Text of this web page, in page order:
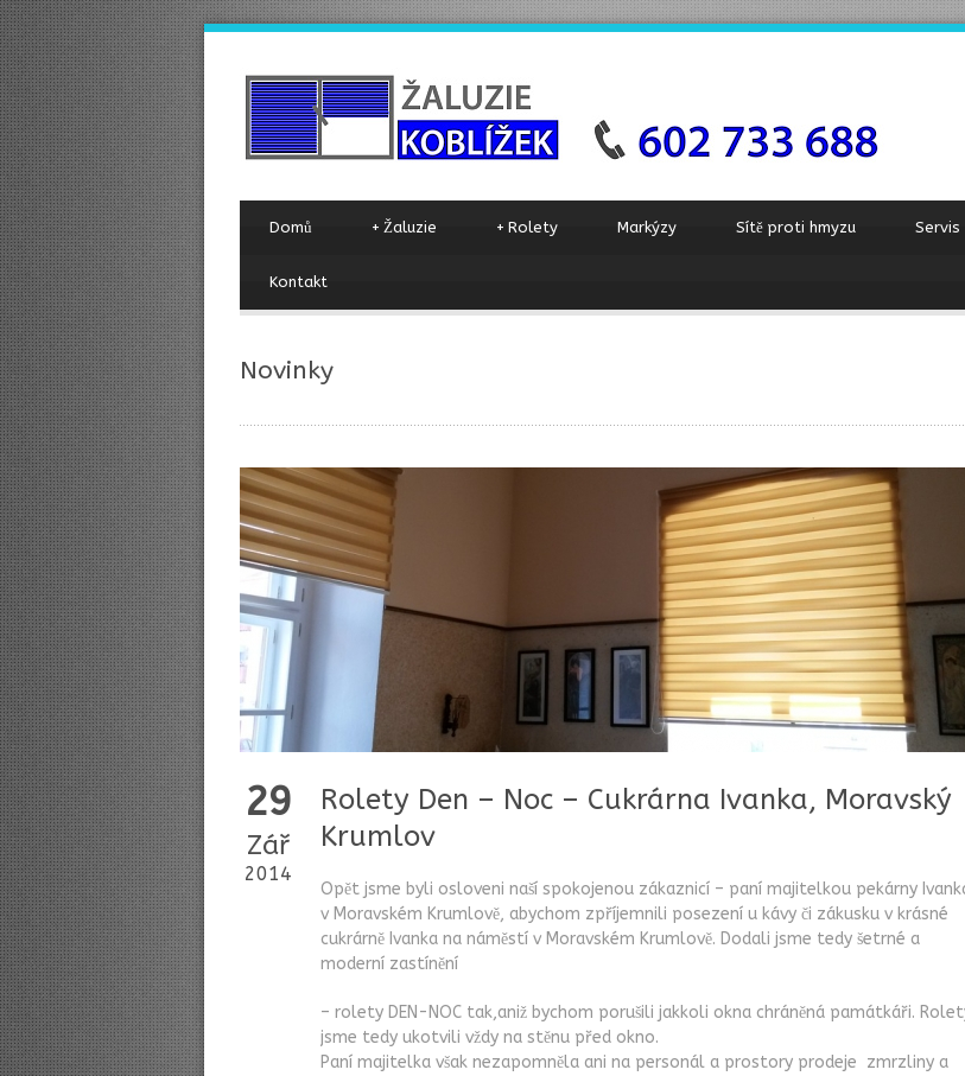
Domů Žaluzie
+ Rolety
+ Markýzy Sítě proti hmyzu Servis
Kontakt
Novinky
29
Zář
2014
Rolety Den – Noc – Cukrárna Ivanka, Moravský
Krumlov
Opět jsme byli osloveni naší spokojenou zákaznicí – paní majitelkou pekárny
v Moravském Krumlově, abychom zpříjemnili posezení u kávy či zákusku v krásné
cukrárně Ivanka na náměstí v Moravském Krumlově. Dodali jsme tedy šetrné a
moderní zastínění
– rolety DEN-NOC tak,aniž bychom porušili jakkoli okna chráněná památkáři.
jsme tedy ukotvili vždy na stěnu před okno.
Paní majitelka však nezapomněla ani na personál a prostory prodeje zmrzliny a